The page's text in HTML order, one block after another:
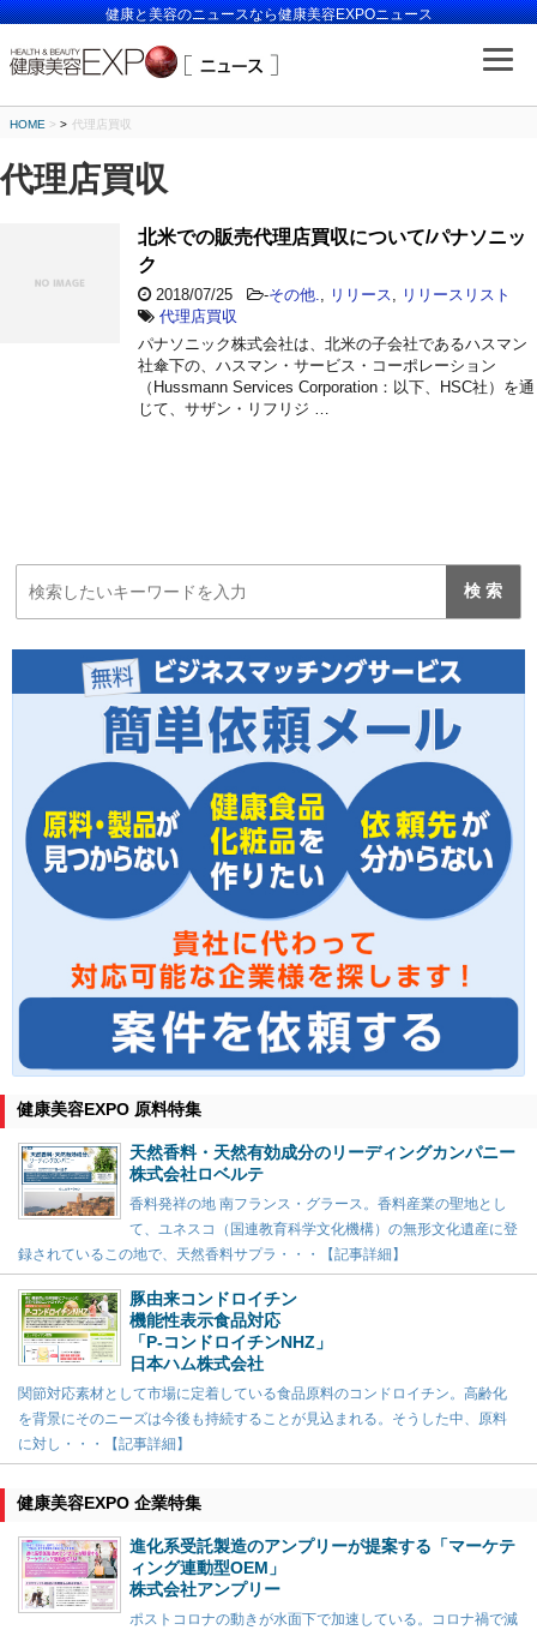
健康と美容のニュースなら健康美容EXPOニュース
HOME > 代理店買収
代理店買収
北米での販売代理店買収について/パナソニッ
ク
2018/07/25 -その他. リリース
リリースリスト
代理店買収
パナソニック株式会社は、北米の子会社であるハスマン
社傘下の、ハスマン・サービス・コーポレーション
（Hussmann Services Corporation：以下、HSC社）を通
じて、サザン・リフリジ …
健康美容EXPO 原料特集
天然香料・天然有効成分のリーディングカンパニー
株式会社ロベルテ
香料発祥の地 南フランス・グラース。香料産業の聖地とし
て、ユネスコ（国連教育科学文化機構）の無形文化遺産に登
録されているこの地で、天然香料サプラ・・・【記事詳細】
豚由来コンドロイチン
機能性表示食品対応
「P-コンドロイチンNHZ」
日本ハム株式会社
関節対応素材として市場に定着している食品原料のコンドロイチン。高齢化
を背景にそのニーズは今後も持続することが見込まれる。そうした中、原料
に対し・・・【記事詳細】
健康美容EXPO 企業特集
進化系受託製造のアンプリーが提案する「マーケテ
ィング連動型OEM」
株式会社アンプリー
ポストコロナの動きが水面下で加速している。コロナ禍で減